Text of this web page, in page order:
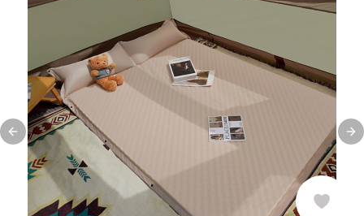
Previous slide